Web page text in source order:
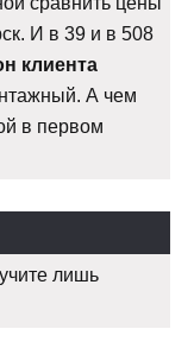
И в 39 и в 508
клиента
А чем
в первом
лишь